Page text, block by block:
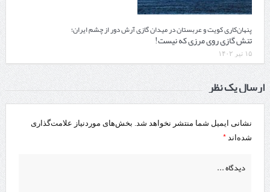
پنهان‌کاری کویت و عربستان در میدان گازی آرش دور از چشم ایران؛
تنش گازی روی مرزی که نیست!
۱۵ تیر ۱۴۰۲
ارسال یک نظر
نشانی ایمیل شما منتشر نخواهد شد. بخش‌های موردنیاز علامت‌گذاری
شده‌اند *